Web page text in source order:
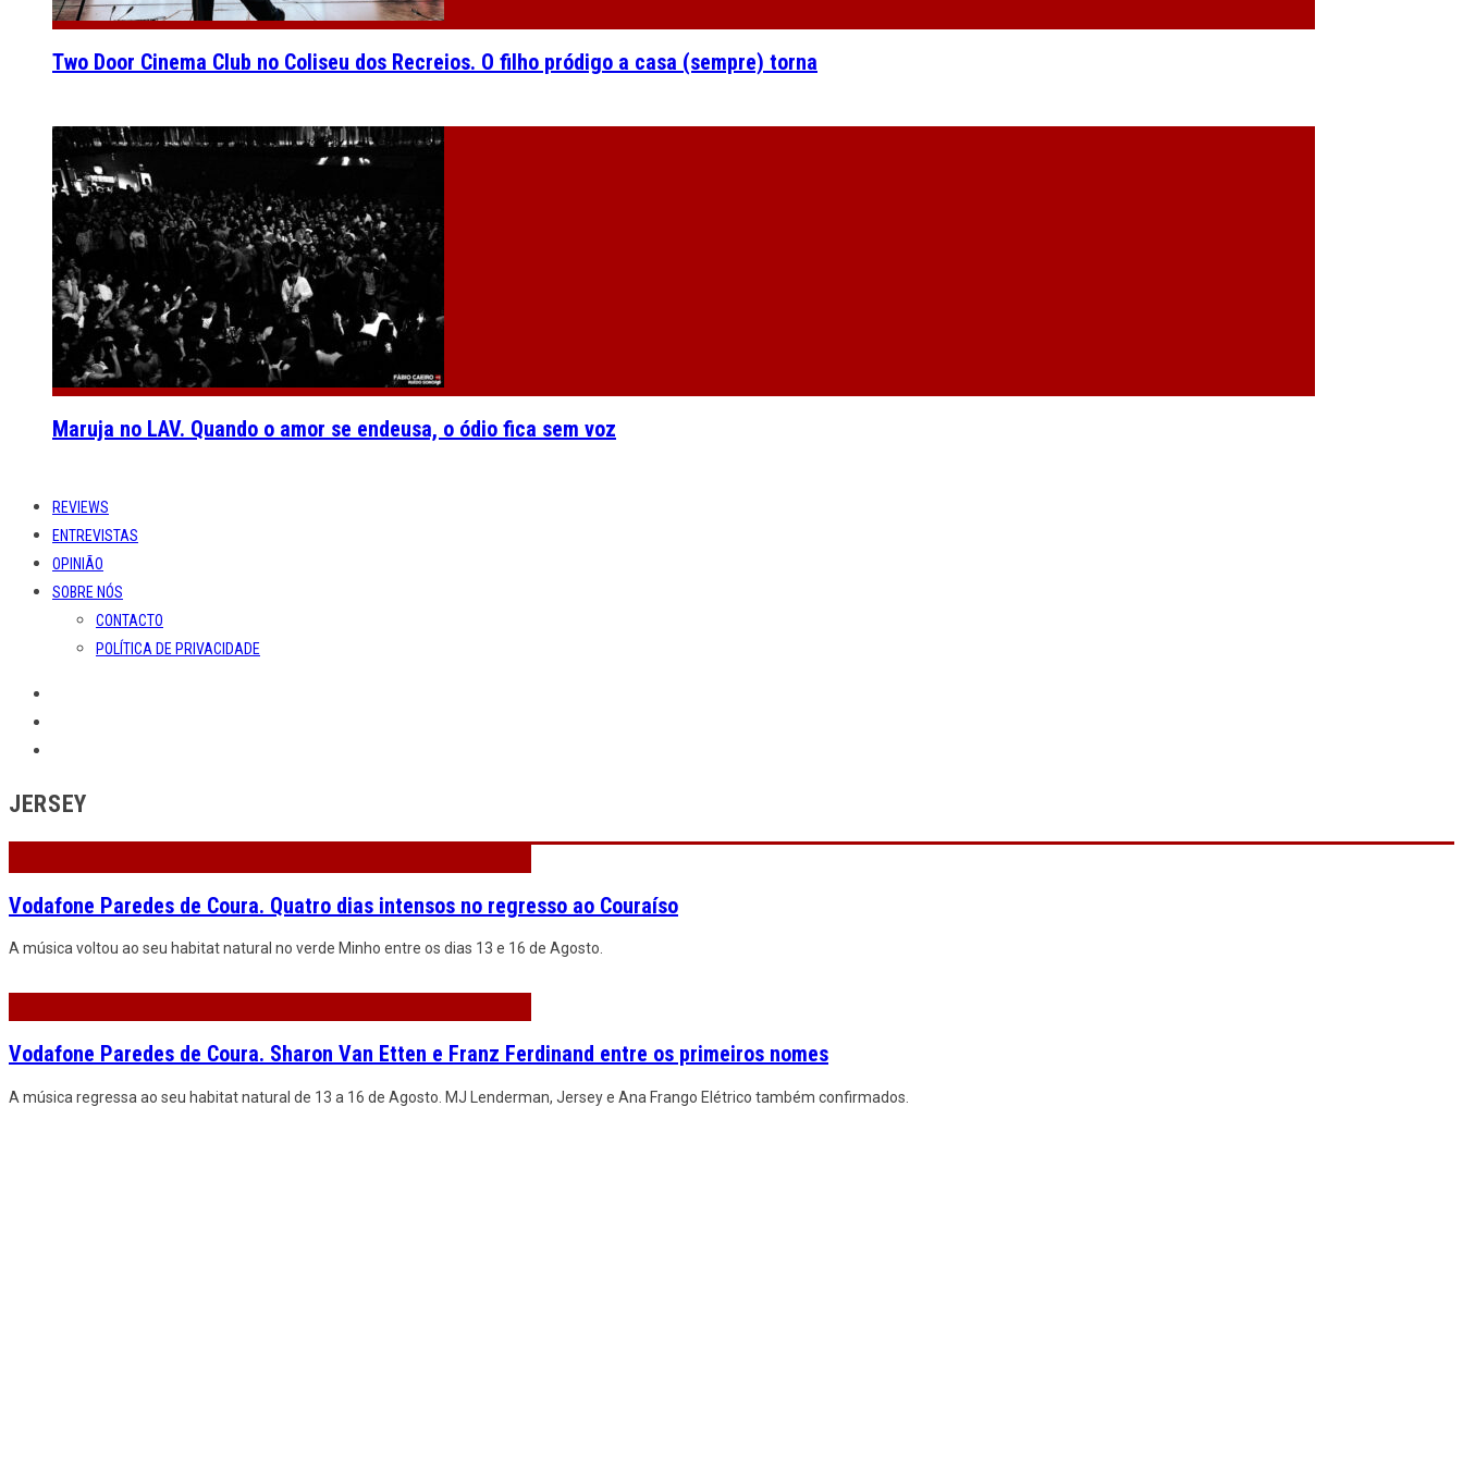
Two Door Cinema Club no Coliseu dos Recreios. O filho pródigo a casa (sempre) torna
Maruja no LAV. Quando o amor se endeusa, o ódio fica sem voz
REVIEWS
ENTREVISTAS
OPINIÃO
SOBRE NÓS
CONTACTO
POLÍTICA DE PRIVACIDADE
JERSEY
Vodafone Paredes de Coura. Quatro dias intensos no regresso ao Couraíso
A música voltou ao seu habitat natural no verde Minho entre os dias 13 e 16 de Agosto.
Vodafone Paredes de Coura. Sharon Van Etten e Franz Ferdinand entre os primeiros nomes
A música regressa ao seu habitat natural de 13 a 16 de Agosto. MJ Lenderman, Jersey e Ana Frango Elétrico também confirmados.